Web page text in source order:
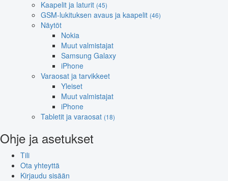
Kaapelit ja laturit (45)
GSM-lukituksen avaus ja kaapelit (46)
Näytöt
Nokia
Muut valmistajat
Samsung Galaxy
iPhone
Varaosat ja tarvikkeet
Yleiset
Muut valmistajat
iPhone
Tabletit ja varaosat (18)
Ohje ja asetukset
Tili
Ota yhteyttä
Kirjaudu sisään